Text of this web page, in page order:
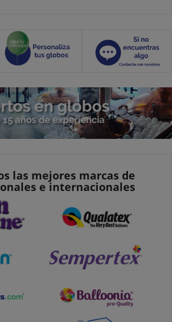
las mejores marcas de
e internacionales